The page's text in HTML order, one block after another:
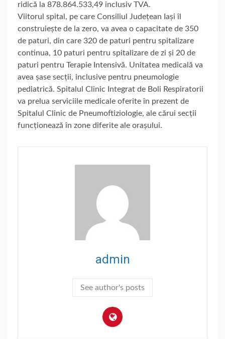
ridică la 878.864.533,49 inclusiv TVA.
Viitorul spital, pe care Consiliul Județean Iași îl
construiește de la zero, va avea o capacitate de 350
de paturi, din care 320 de paturi pentru spitalizare
continua, 10 paturi pentru spitalizare de zi și 20 de
paturi pentru Terapie Intensivă. Unitatea medicală va
avea șase secții, inclusive pentru pneumologie
pediatrică. Spitalul Clinic Integrat de Boli Respiratorii
va prelua serviciile medicale oferite în prezent de
Spitalul Clinic de Pneumoftiziologie, ale cărui secții
funcționează în zone diferite ale orașului.
admin
See author's posts